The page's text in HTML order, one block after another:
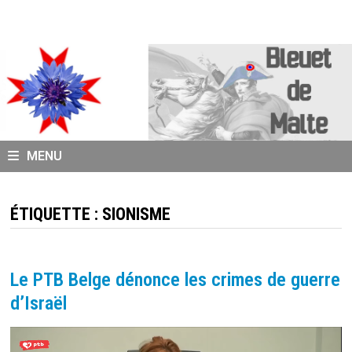
MENU
ÉTIQUETTE : SIONISME
Le PTB Belge dénonce les crimes de guerre
d’Israël